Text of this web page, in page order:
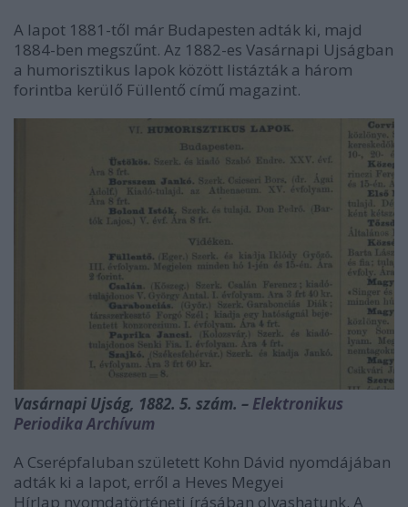
A lapot 1881-től már Budapesten adták ki, majd
1884-ben megszűnt. Az 1882-es Vasárnapi Ujságban
a humorisztikus lapok között listázták a három
forintba kerülő Füllentő című magazint.
Vasárnapi Ujság, 1882. 5. szám. – Elektronikus
Periodika Archívum
A Cserépfaluban született Kohn Dávid nyomdájában
adták ki a lapot, erről a Heves Megyei
Hírlap nyomdatörténeti írásában olvashatunk. A